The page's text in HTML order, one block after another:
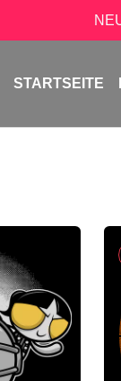
STARTSEITE